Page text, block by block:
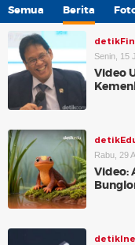
Semua Berita
Senin, 15
Video
Rabu, 29
Video: